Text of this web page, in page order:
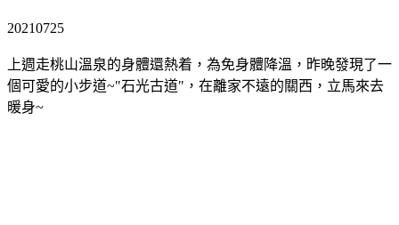
20210725
上週走桃山溫泉的身體還熱着，為免身體降溫，昨晚發現了一
個可愛的小步道~"石光古道"，在離家不遠的關西，立馬來去
暖身~